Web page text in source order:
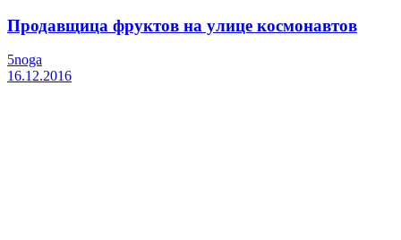
Продавщица фруктов на улице космонавтов
5noga
16.12.2016